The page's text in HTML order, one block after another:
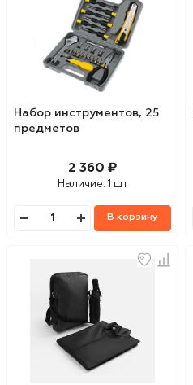
Набор инструментов, 25
предметов
2 360 ₽
Наличие: 1 шт
В корзину